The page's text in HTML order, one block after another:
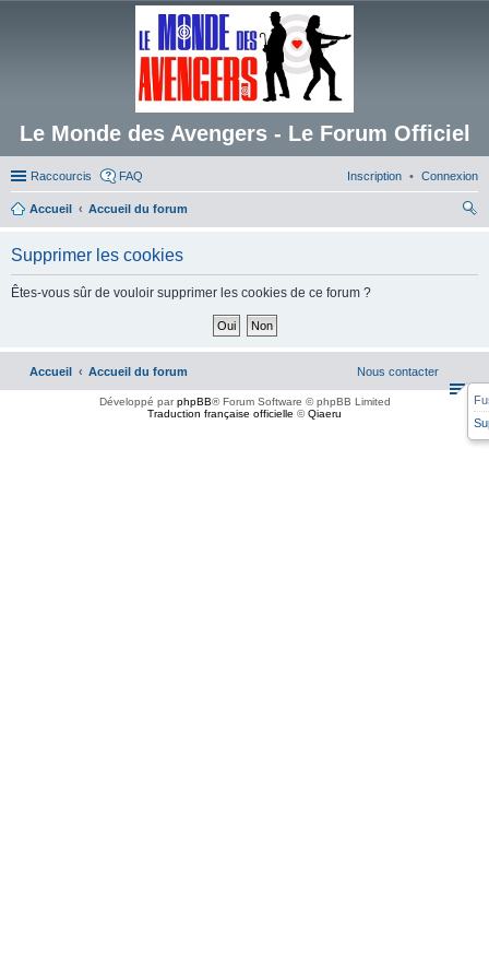
Le Monde des Avengers - Le Forum Officiel
Raccourcis FAQ Connexion
Inscription
Accueil
Accueil du forum
Supprimer les cookies
Êtes-vous sûr de vouloir supprimer les cookies de ce forum ?
Accueil Accueil du forum Nous contacter
Développé parphpBB® Forum Software © phpBB Limited
Traduction française officielle ©Qiaeru